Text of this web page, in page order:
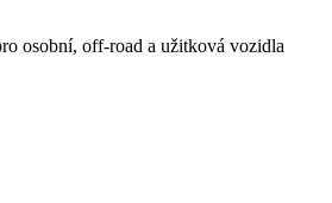
osobní, off-road a užitková vozidla